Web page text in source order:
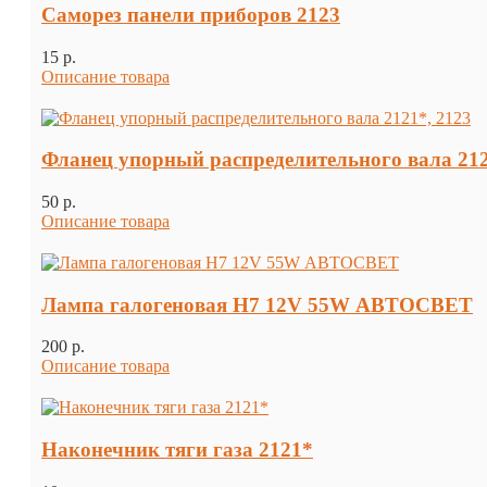
Саморез панели приборов 2123
15 p.
Описание товара
Фланец упорный распределительного вала
50 p.
Описание товара
Лампа галогеновая H7 12V 55W АВТОСВЕТ
200 p.
Описание товара
Наконечник тяги газа 2121*